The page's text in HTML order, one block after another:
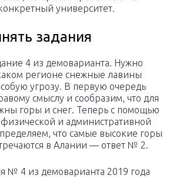
университет.
задания
4 из демоварианта. Нужно
регионе снежные лавины
угрозу. В первую очередь
смыслу и сообразим, что для
горы и снег. Теперь с помощью
и административной
что самые высокие горы
в Алании — ответ № 2.
№ 4 из демоварианта 2019 года